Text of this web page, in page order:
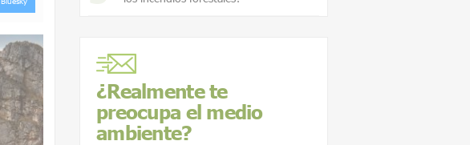
¿Realmente te
preocupa el medio
ambiente?